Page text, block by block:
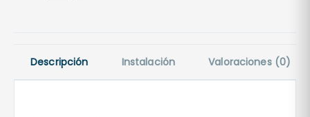
Descripción Instalación Valoraciones (0)